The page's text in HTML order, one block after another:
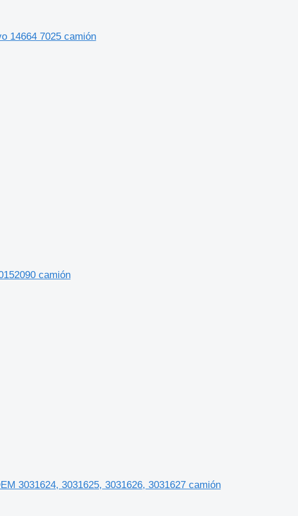
14664 7025 camión
camión
3031624, 3031625, 3031626, 3031627 camión